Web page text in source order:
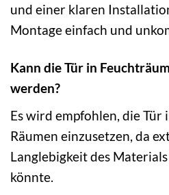
und einer klaren
Montage einfach und
Kann die Tür in
werden?
Es wird empfohlen, die
Räumen einzusetzen, da
Langlebigkeit des
könnte.